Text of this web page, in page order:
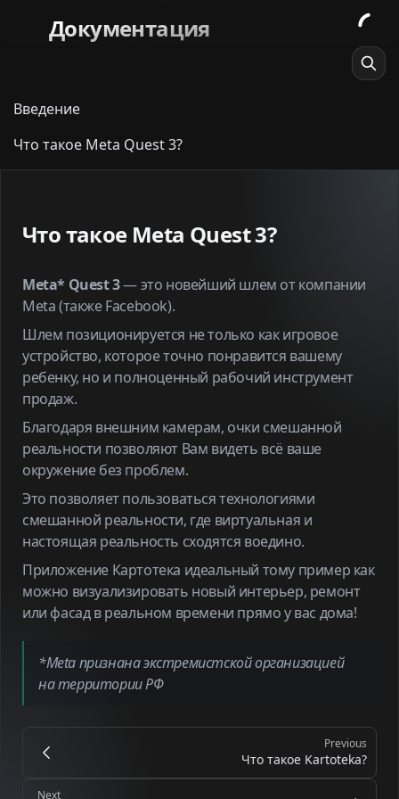
Документация
Введение
Что такое Meta Quest 3?
Что такое Meta Quest 3?
Meta* Quest 3— это новейший шлем от компании
Meta (также Facebook).
Шлем позиционируется не только как игровое
устройство, которое точно понравится вашему
ребенку, но и полноценный рабочий инструмент
продаж.
Благодаря внешним камерам, очки смешанной
реальности позволяют Вам видеть всё ваше
окружение без проблем.
Это позволяет пользоваться технологиями
смешанной реальности, где виртуальная и
настоящая реальность сходятся воедино.
Приложение Картотека идеальный тому пример как
можно визуализировать новый интерьер, ремонт
или фасад в реальном времени прямо у вас дома!
*Meta признана экстремистской организацией
на территории РФ
Previous
Что такое Kartoteka?
Next